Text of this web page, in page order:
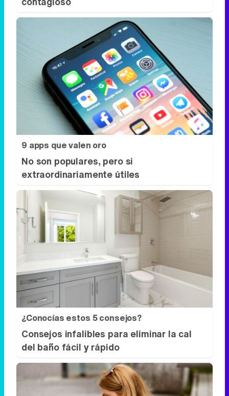
9 apps que valen oro
No son populares, pero sí
extraordinariamente útiles
¿Conocías estos 5 consejos?
Consejos infalibles para eliminar la cal
del baño fácil y rápido